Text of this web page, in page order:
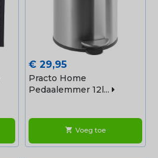
Prijs
€ 29,95
Practo Home
Pedaalemmer 12l...
shopping_cart Voeg toe